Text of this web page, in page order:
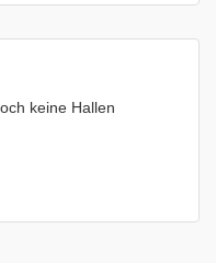
keine Hallen